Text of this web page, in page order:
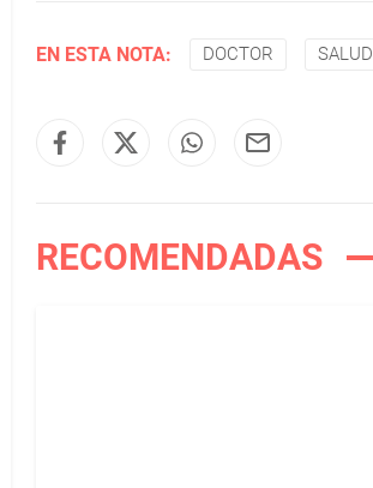
EN ESTA NOTA: DOCTOR
RECOMENDADAS